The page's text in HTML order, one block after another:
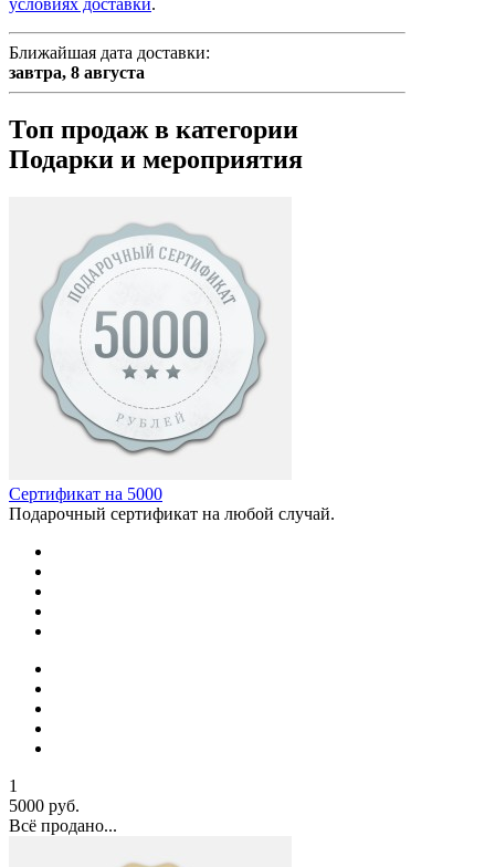
Ближайшая дата доставки:
завтра, 8 августа
Топ продаж в категории
Подарки и мероприятия
Сертификат на 5000
Подарочный сертификат на любой случай.
1
5000 руб.
Всё продано...